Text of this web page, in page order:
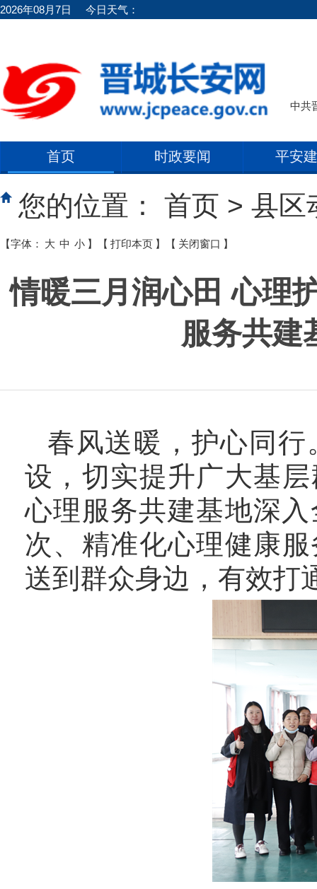
2026年08月7日 今日天气：
中共
首页 时政要闻 平安
您的位置： 首页 > 县区
【字体： 大 中 小 】 【 打印本页 】 【 关闭窗口 】
情暖三月润心田 心理
服务共建
春风送暖，护心同
设，切实提升广大基
心理服务共建基地深
次、精准化心理健康
送到群众身边，有效打